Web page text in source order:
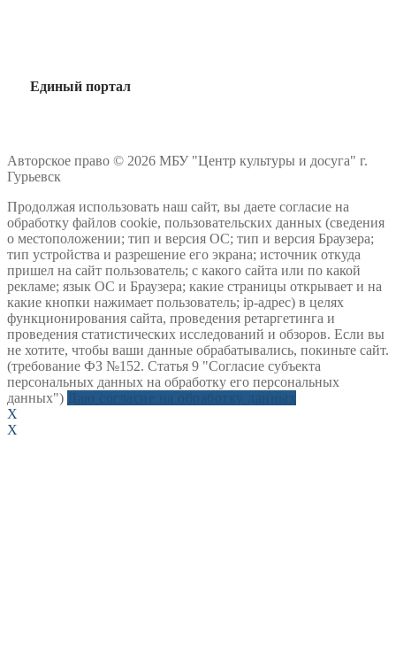
Единый портал
Авторское право © 2026 МБУ "Центр культуры и досуга" г.
Гурьевск
Продолжая использовать наш сайт, вы даете согласие на
обработку файлов cookie, пользовательских данных (сведения
о местоположении; тип и версия ОС; тип и версия Браузера;
тип устройства и разрешение его экрана; источник откуда
пришел на сайт пользователь; с какого сайта или по какой
рекламе; язык ОС и Браузера; какие страницы открывает и на
какие кнопки нажимает пользователь; ip-адрес) в целях
функционирования сайта, проведения ретаргетинга и
проведения статистических исследований и обзоров. Если вы
не хотите, чтобы ваши данные обрабатывались, покиньте сайт.
(требование ФЗ №152. Статья 9 "Согласие субъекта
персональных данных на обработку его персональных
данных")
X
X